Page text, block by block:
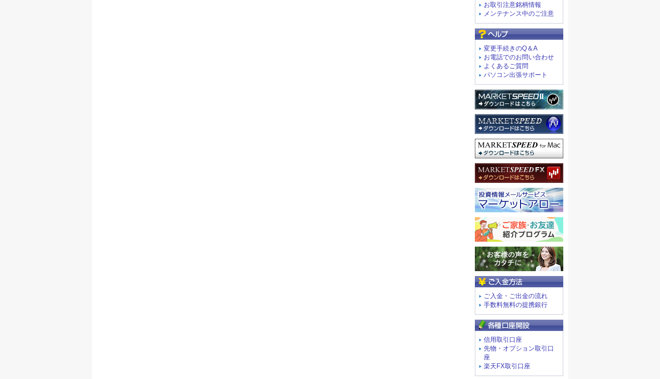
お取引注意銘柄情報
メンテナンス中のご注意
変更手続きのQ＆A
お電話でのお問い合わせ
よくあるご質問
パソコン出張サポート
ご入金・ご出金の流れ
手数料無料の提携銀行
信用取引口座
先物・オプション取引口
座
楽天FX取引口座